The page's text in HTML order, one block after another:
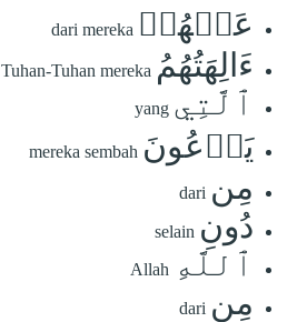
عَنۡهُمۡ dari mereka
ءَالِهَتُهُمُ Tuhan-Tuhan mereka
ٱلَّتِي yang
يَدۡعُونَ mereka sembah
مِن dari
دُونِ selain
ٱللَّهِ Allah
مِن dari